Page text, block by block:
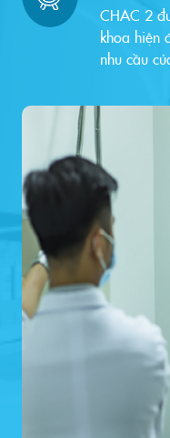
CHAC 2
khoa hiện
nhu cầu